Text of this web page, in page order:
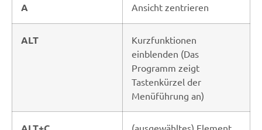
A Ansicht zentrieren
ALT
Kurzfunktionen
einblenden (Das
Programm zeigt
Tastenkürzel der
Menüführung an)
(ausgewähltes) Element